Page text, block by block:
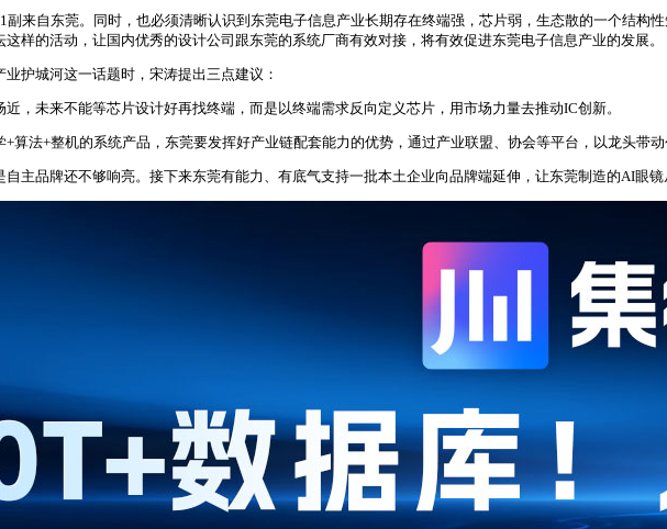
来自东莞。同时，也必须清晰认识到东莞电子信息产业长期存在终端强，芯片弱，生态散的一个结构
样的活动，让国内优秀的设计公司跟东莞的系统厂商有效对接，将有效促进东莞电子信息产业的发展。
护城河这一话题时，宋涛提出三点建议：
，未来不能等芯片设计好再找终端，而是以终端需求反向定义芯片，用市场力量去推动IC创新。
法+整机的系统产品，东莞要发挥好产业链配套能力的优势，通过产业联盟、协会等平台，以龙头带
主品牌还不够响亮。接下来东莞有能力、有底气支持一批本土企业向品牌端延伸，让东莞制造的AI眼镜